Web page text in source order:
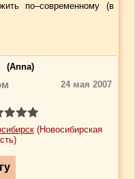
по–современному (в
(Anna)
24 мая 2007
(Новосибирская